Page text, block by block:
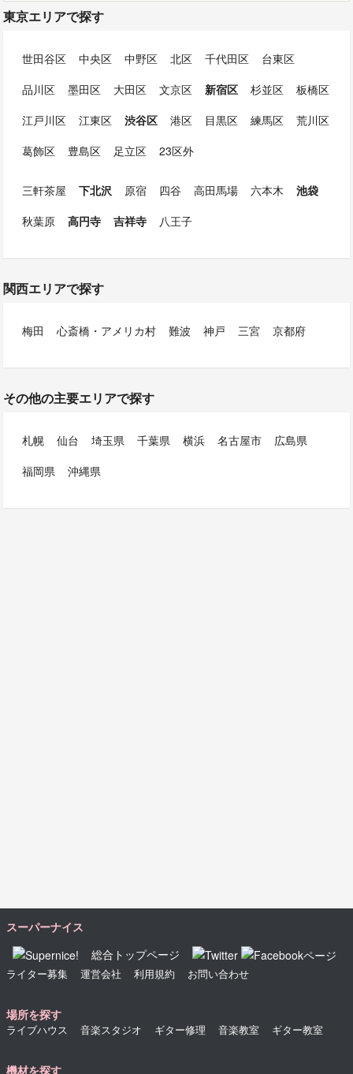
東京エリアで探す
世田谷区 中央区 中野区 北区 千代田区
台東区
品川区
墨田区 大田区 文京区 新宿区 杉並区
板橋区
江戸川区
江東区 渋谷区 港区 目黒区 練馬区
荒川区
葛飾区
豊島区 足立区 23区外
三軒茶屋 下北沢 原宿 四谷 高田馬場 六本木
池袋
秋葉原
高円寺 吉祥寺 八王子
関西エリアで探す
梅田 心斎橋・アメリカ村 難波 神戸 三宮 京都府
その他の主要エリアで探す
札幌 仙台 埼玉県 千葉県 横浜 名古屋市
広島県
福岡県
沖縄県
スーパーナイス
総合トップページ
ライター募集 運営会社 利用規約 お問い合わせ
場所を探す
ライブハウス 音楽スタジオ ギター修理 音楽教室 ギター教室
機材を探す